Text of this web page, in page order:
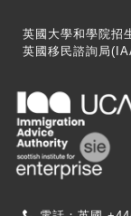
英國大學和學院招
英國移民諮詢局